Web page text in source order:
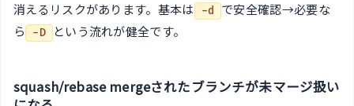
消えるリスクがあります。基本は
-d
で安全確認→必要な
ら
-D という流れが健全です。
squash/rebase mergeされたブランチが未マージ扱い